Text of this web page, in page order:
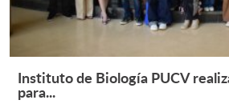
Instituto de Biología PUCV
para...